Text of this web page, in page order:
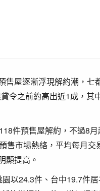
售屋逐漸浮現解約潮，七
令之前約高出近1成，其
件預售屋解約，不過8
售市場熱絡，平均每月交
顯提高。
以24.3件、台中19.7件